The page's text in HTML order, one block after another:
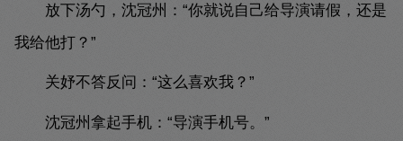
放下汤勺，沈冠州：“你就说自己给导演请假，还是
我给他打？”
关妤不答反问：“这么喜欢我？”
沈冠州拿起手机：“导演手机号。”